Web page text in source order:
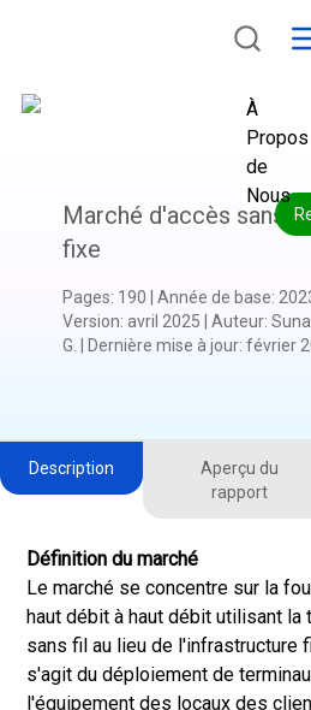
À
Propos
de
Nous
Marché d'accès sans fil
fixe
Pages: 190 Année de base:
Version: avril 2025 Auteur:
G.
Dernière mise à jour: février
Description
Aperçu du
rapport
Définition du marché
Le marché se concentre sur la
haut débit à haut débit utilisant la
sans fil au lieu de l'infrastructure
s'agit du déploiement de
l'équipement des locaux des